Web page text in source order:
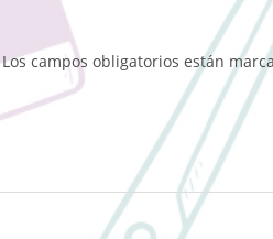
Los campos obligatorios están